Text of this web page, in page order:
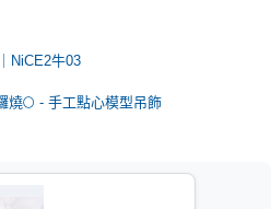
NiCE2牛03
燒🌕 - 手工點心模型吊飾